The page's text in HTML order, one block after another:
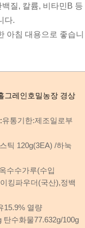
질, 칼륨, 비타민B 등
다.
아침 대용으로 좋습니
그레인호밀농장 경상
유통기한:제조일로부
틱 120g(3EA) /하눅
수수가루(수입
킹파우더(국산),정백
15.9% 열량
탄수화물77.632g/100g